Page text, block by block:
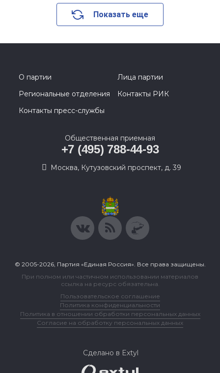
Показать еще
О партии
Лица партии
Региональные отделения
Контакты РИК
Контакты пресс-службы
Общественная приемная
+7 (495) 788-44-93
Москва, Кутузовский проспект, д. 39
© 2005-2026, Партия «Единая Россия». Все права защищены.
При полном или частичном использовании материалов
ссылка на ресурс обязательна.
Пользовательское соглашение
Политика конфиденциальности
Политика в отношении обработки персональных данных
Согласие на обработку персональных данных
Сделано в Extyl